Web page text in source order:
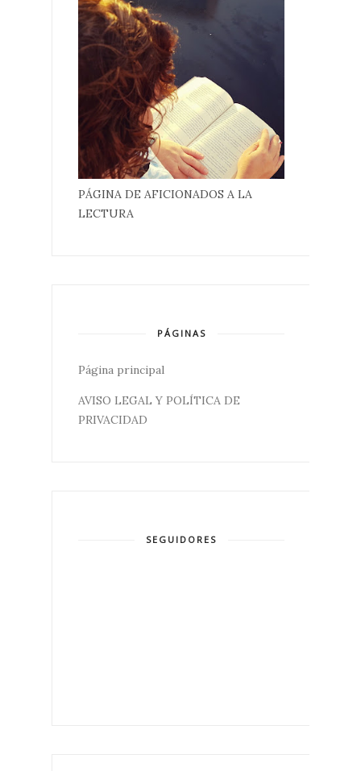
PÁGINA DE AFICIONADOS A LA
LECTURA
PÁGINAS
Página principal
AVISO LEGAL Y POLÍTICA DE
PRIVACIDAD
SEGUIDORES